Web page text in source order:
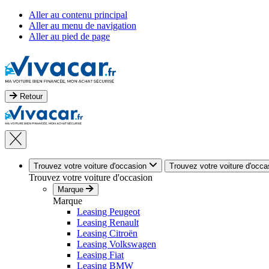
Aller au contenu principal
Aller au menu de navigation
Aller au pied de page
Retour
Trouvez votre voiture d'occasion Trouvez votre voiture
Trouvez votre voiture d'occasion
Marque
Marque
Leasing Peugeot
Leasing Renault
Leasing Citroën
Leasing Volkswagen
Leasing Fiat
Leasing BMW